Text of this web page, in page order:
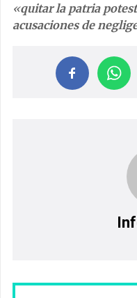
«quitar la patria
acusaciones de